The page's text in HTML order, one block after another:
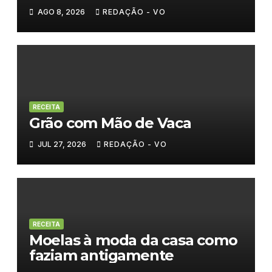
AGO 8, 2026 REDAÇÃO - VO
RECEITA
Grão com Mão de Vaca
JUL 27, 2026 REDAÇÃO - VO
RECEITA
Moelas à moda da casa como
faziam antigamente